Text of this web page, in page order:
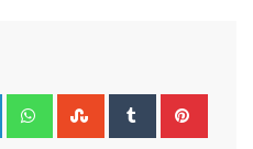
LinkedIn WhatsappStumbleUpon
Tumblr